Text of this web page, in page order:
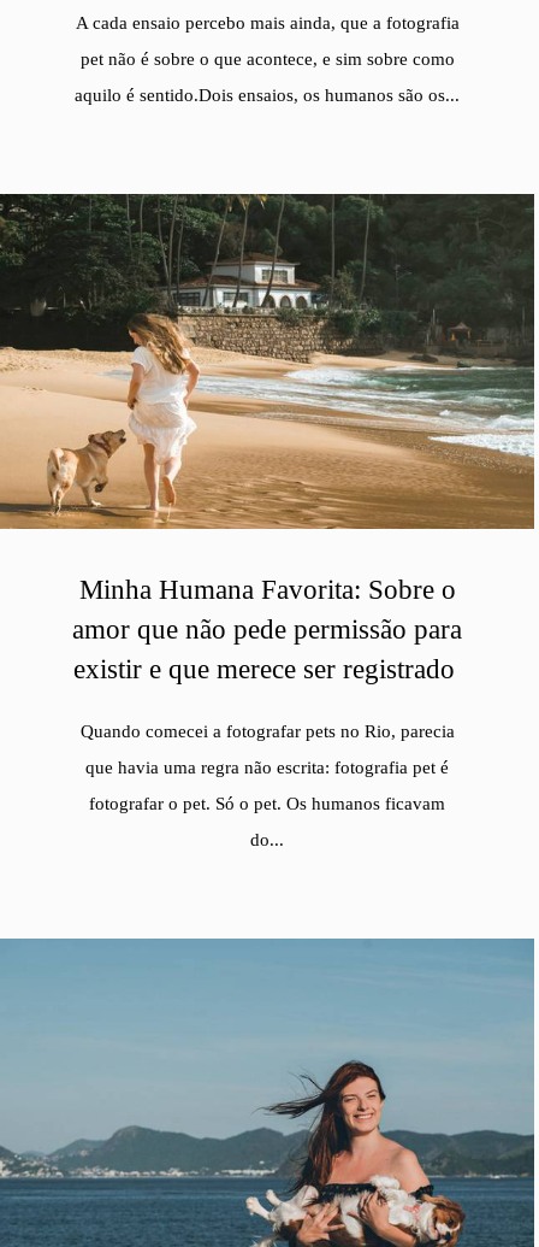
A cada ensaio percebo mais ainda, que a fotografia
pet não é sobre o que acontece, e sim sobre como
aquilo é sentido.Dois ensaios, os humanos são os...
Minha Humana Favorita: Sobre o
amor que não pede permissão para
existir e que merece ser registrado
Quando comecei a fotografar pets no Rio, parecia
que havia uma regra não escrita: fotografia pet é
fotografar o pet. Só o pet. Os humanos ficavam
do...